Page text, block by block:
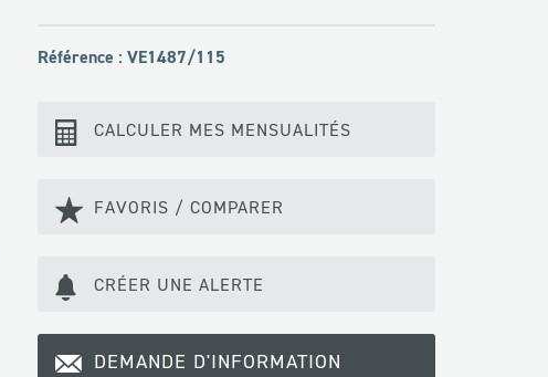
Référence : VE1487/115
CALCULER MES MENSUALITÉS
FAVORIS / COMPARER
CRÉER UNE ALERTE
DEMANDE D'INFORMATION